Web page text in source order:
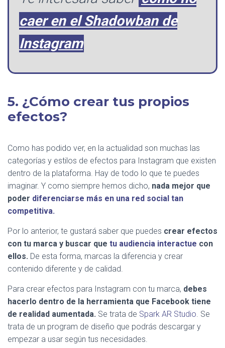
caer en el Shadowban de
Instagram
5. ¿Cómo crear tus propios
efectos?
Como has podido ver, en la actualidad son muchas las
categorías y estilos de efectos para Instagram que existen
dentro de la plataforma. Hay de todo lo que te puedes
imaginar. Y como siempre hemos dicho, nada mejor que
poder diferenciarse más en una red social tan
competitiva.
Por lo anterior, te gustará saber que puedes crear efectos
con tu marca y buscar que tu audiencia interactue con
ellos. De esta forma, marcas la diferencia y crear
contenido diferente y de calidad.
Para crear efectos para Instagram con tu marca, debes
hacerlo dentro de la herramienta que Facebook tiene
de realidad aumentada. Se trata de Spark AR Studio. Se
trata de un program de diseño que podrás descargar y
empezar a usar según tus necesidades.